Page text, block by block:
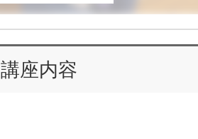
講座内容